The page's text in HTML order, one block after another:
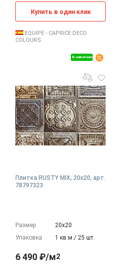
В наличии
Купить в один клик
EQUIPE - CAPRICE DECO
COLOURS
Плитка RUSTY MIX, 20x20, арт.
78797323
Размер
20х20
Упаковка
1 кв.м./ 25 шт.
6 490 ₽/м2